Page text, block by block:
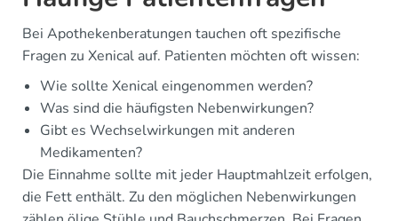
Bei Apothekenberatungen tauchen oft spezifische
Fragen zu Xenical auf. Patienten möchten oft wissen:
Wie sollte Xenical eingenommen werden?
Was sind die häufigsten Nebenwirkungen?
Gibt es Wechselwirkungen mit anderen
Medikamenten?
Die Einnahme sollte mit jeder Hauptmahlzeit erfolgen,
die Fett enthält. Zu den möglichen Nebenwirkungen